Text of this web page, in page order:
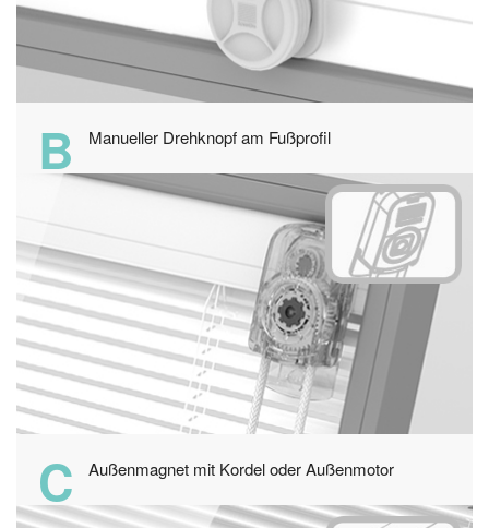
B Manueller Drehknopf am Fußprofil
C Außenmagnet mit Kordel oder Außenmotor